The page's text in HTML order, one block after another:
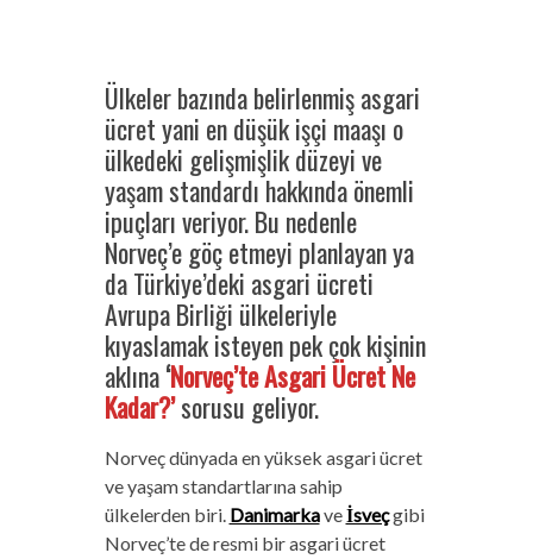
Ülkeler bazında belirlenmiş asgari
ücret yani en düşük işçi maaşı o
ülkedeki gelişmişlik düzeyi ve
yaşam standardı hakkında önemli
ipuçları veriyor. Bu nedenle
Norveç’e göç etmeyi planlayan ya
da Türkiye’deki asgari ücreti
Avrupa Birliği ülkeleriyle
kıyaslamak isteyen pek çok kişinin
aklına‘Norveç’te Asgari Ücret Ne
Kadar?’sorusu geliyor.
Norveç dünyada en yüksek asgari ücret
ve yaşam standartlarına sahip
ülkelerden biri. Danimarkaveİsveçgibi
Norveç’te de resmi bir asgari ücret